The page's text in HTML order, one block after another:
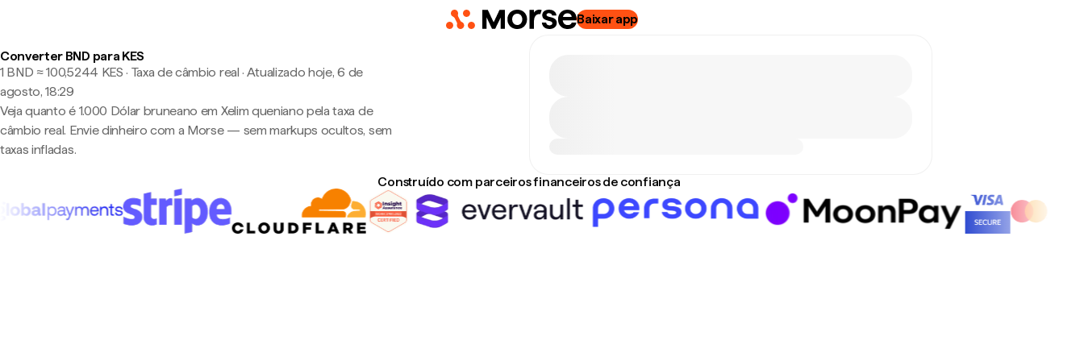
Baixar app
Converter BND para KES
1 BND ≈ 100,5244 KES · Taxa de câmbio real · Atualizado hoje, 6 de
agosto, 18:29
Veja quanto é 1.000 Dólar bruneano em Xelim queniano pela taxa de
câmbio real. Envie dinheiro com a Morse — sem markups ocultos, sem
taxas infladas.
Construído com parceiros financeiros de confiança